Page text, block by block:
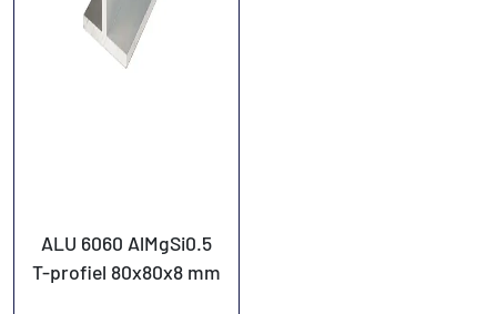
ALU 6060 AlMgSi0.5
T-profiel 80x80x8 mm